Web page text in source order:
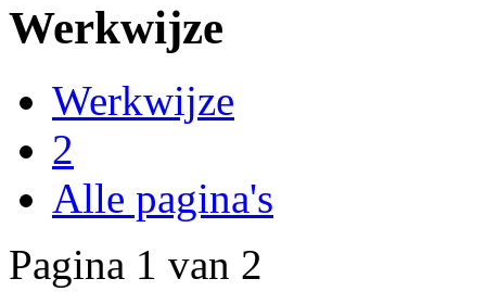
Werkwijze
Werkwijze
2
Alle pagina's
Pagina 1 van 2